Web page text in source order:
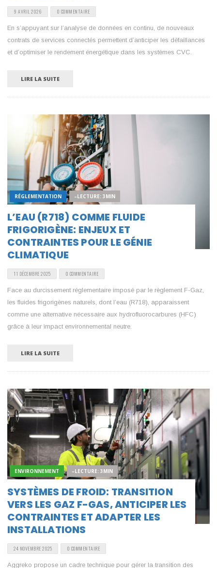
9 AVRIL 2026 0 COMMENTAIRE
En s’appuyant sur l’analyse de données en continu, de nouveaux
contrats de services connectés permettent d’anticiper les défaillances
et d’optimiser le rendement énergétique dans les systèmes CVC.
LIRE LA SUITE
RÉGLEMENTATION –LECTURE: 3MIN
L’EAU (R718) COMME FLUIDE
FRIGORIGÈNE: ENJEUX ET
CONTRAINTES POUR LE GÉNIE
CLIMATIQUE
11 DÉCEMBRE 2025 0 COMMENTAIRE
Face au durcissement réglementaire imposé par le règlement F-Gaz,
les fluides frigorigènes naturels, dont l’eau (R718), apparaissent
comme une alternative nécessaire aux hydrofluorocarbures (HFC)
grâce à leur impact environnemental neutre.
LIRE LA SUITE
ENVIRONNEMENT –LECTURE: 3MIN
SYSTÈMES DE FROID: TRANSITION
VERS LES GAZ F-GAS, ANTICIPER LES
CONTRAINTES ET ADAPTER LES
INSTALLATIONS
24 NOVEMBRE 2025 0 COMMENTAIRE
Aggreko propose un cadre technique pour gérer la transition des